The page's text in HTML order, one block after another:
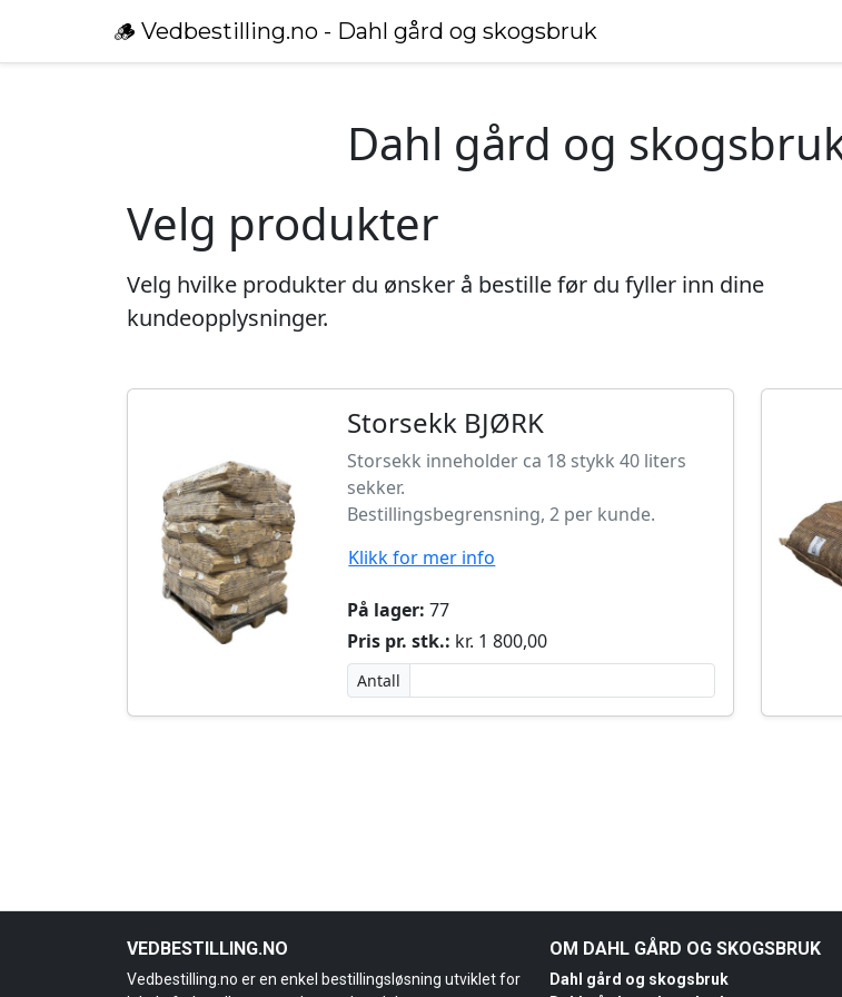
🪵 Vedbestilling.no - Dahl gård og skogsbruk
Dahl gård og
Velg produkter
Velg hvilke produkter du ønsker å bestille før du fyller inn dine
kundeopplysninger.
Storsekk BJØRK
Storsekk inneholder ca 18 stykk 40 liters
sekker.
Bestillingsbegrensning, 2 per kunde.
Klikk for mer info
På lager: 77
Pris pr. stk.: kr. 1 800,00
Antall
VEDBESTILLING.NO
Vedbestilling.no er en enkel bestillingsløsning utviklet for
OM DAHL GÅRD OG SKOGSBRUK
Dahl gård og skogsbruk